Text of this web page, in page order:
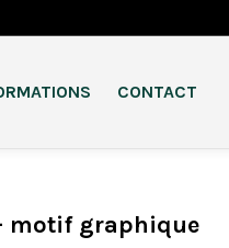
CONTACT
motif graphique